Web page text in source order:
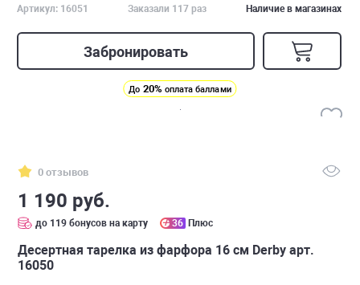
Артикул: 16051 Заказали 117 раз Наличие в магазинах
Забронировать
До 20% оплата баллами
0 отзывов
1 190 руб.
до 119 бонусов на карту 36 Плюс
Десертная тарелка из фарфора 16 см Derby арт.
16050